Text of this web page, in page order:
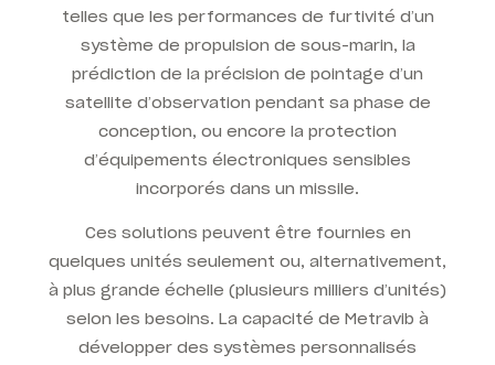
telles que les performances de furtivité d’un
système de propulsion de sous-marin, la
prédiction de la précision de pointage d’un
satellite d’observation pendant sa phase de
conception, ou encore la protection
d’équipements électroniques sensibles
incorporés dans un missile.
Ces solutions peuvent être fournies en
quelques unités seulement ou, alternativement,
à plus grande échelle (plusieurs milliers d’unités)
selon les besoins. La capacité de Metravib à
développer des systèmes personnalisés